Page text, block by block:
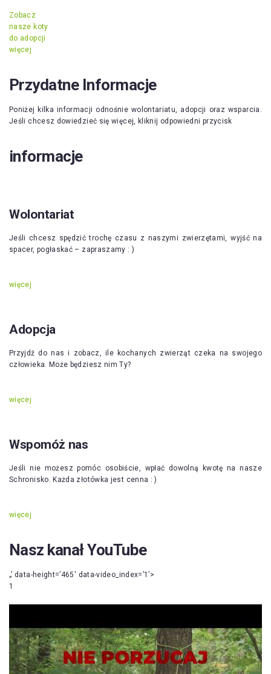
Zobacz
nasze koty
do adopcji
więcej
Przydatne Informacje
Poniżej kilka informacji odnośnie wolontariatu, adopcji oraz wsparcia.
Jeśli chcesz dowiedzieć się więcej, kliknij odpowiedni przycisk
informacje
Wolontariat
Jeśli chcesz spędzić trochę czasu z naszymi zwierzętami, wyjść na
spacer, pogłaskać – zapraszamy : )
więcej
Adopcja
Przyjdź do nas i zobacz, ile kochanych zwierząt czeka na swojego
człowieka. Może będziesz nim Ty?
więcej
Wspomóż nas
Jeśli nie możesz pomóc osobiście, wpłać dowolną kwotę na nasze
Schronisko. Każda złotówka jest cenna : )
więcej
Nasz kanał YouTube
„’ data-height=’465′ data-video_index=’1’>
1